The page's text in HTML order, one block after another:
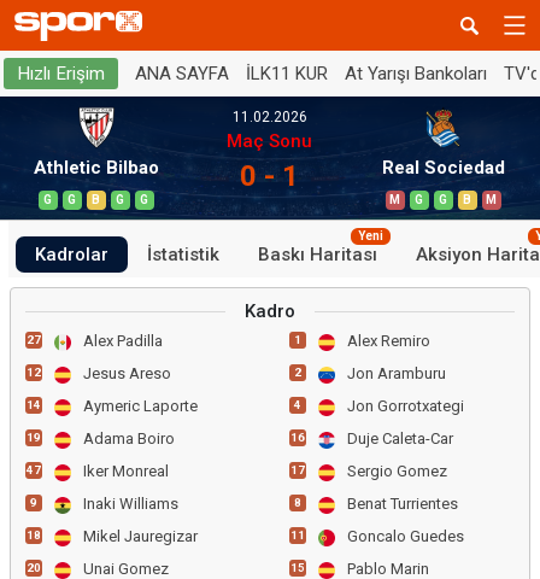
Hızlı Erişim ANA SAYFA İLK11 KUR At Yarışı Bankoları
Athletic Bilbao
G G B G G
11.02.2026
Maç Sonu
0 - 1 Real Sociedad
M G G B M
Kadrolar İstatistik Baskı Haritası
Yeni
Aksiyon
Kadro
27 Alex Padilla
12 Jesus Areso
14 Aymeric Laporte
19 Adama Boiro
47 Iker Monreal
9 Inaki Williams
18 Mikel Jauregizar
20 Unai Gomez
1 Alex Remiro
2 Jon Aramburu
4 Jon Gorrotxategi
16 Duje Caleta-Car
17 Sergio Gomez
8 Benat Turrientes
11 Goncalo Guedes
15 Pablo Marin